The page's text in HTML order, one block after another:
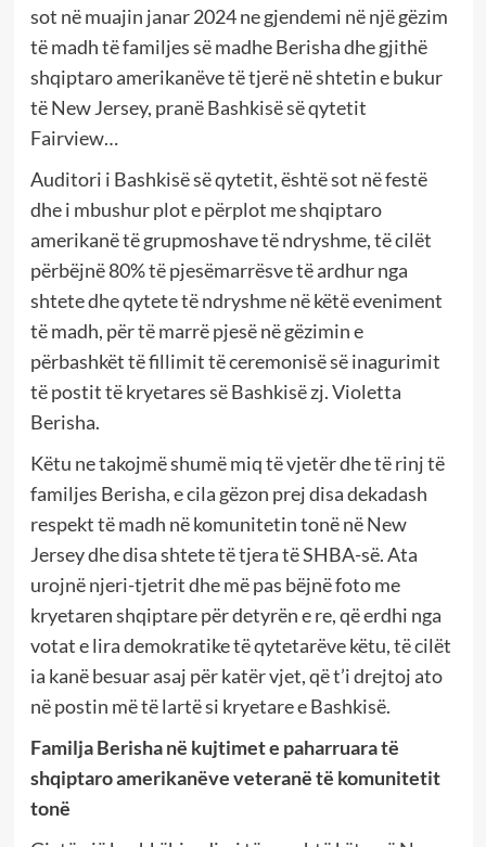
sot në muajin janar 2024 ne gjendemi në një gëzim
të madh të familjes së madhe Berisha dhe gjithë
shqiptaro amerikanëve të tjerë në shtetin e bukur
të New Jersey, pranë Bashkisë së qytetit
Fairview…
Auditori i Bashkisë së qytetit, është sot në festë
dhe i mbushur plot e përplot me shqiptaro
amerikanë të grupmoshave të ndryshme, të cilët
përbëjnë 80% të pjesëmarrësve të ardhur nga
shtete dhe qytete të ndryshme në këtë eveniment
të madh, për të marrë pjesë në gëzimin e
përbashkët të fillimit të ceremonisë së inagurimit
të postit të kryetares së Bashkisë zj. Violetta
Berisha.
Këtu ne takojmë shumë miq të vjetër dhe të rinj të
familjes Berisha, e cila gëzon prej disa dekadash
respekt të madh në komunitetin tonë në New
Jersey dhe disa shtete të tjera të SHBA-së. Ata
urojnë njeri-tjetrit dhe më pas bëjnë foto me
kryetaren shqiptare për detyrën e re, që erdhi nga
votat e lira demokratike të qytetarëve këtu, të cilët
ia kanë besuar asaj për katër vjet, që t’i drejtoj ato
në postin më të lartë si kryetare e Bashkisë.
Familja Berisha në kujtimet e paharruara të
shqiptaro amerikanëve veteranëtë komunitetit
tonë